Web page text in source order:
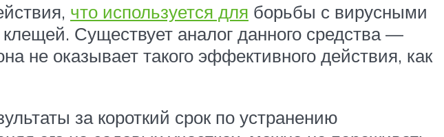
что используется для борьбы с вирусными
Существует аналог данного средства —
не оказывает такого эффективного действия, как
за короткий срок по устранению